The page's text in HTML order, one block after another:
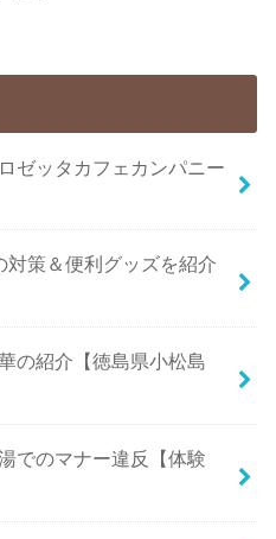
ゼッタカフェカンパニー
策＆便利グッズを紹介
の紹介【徳島県小松島
でのマナー違反【体験